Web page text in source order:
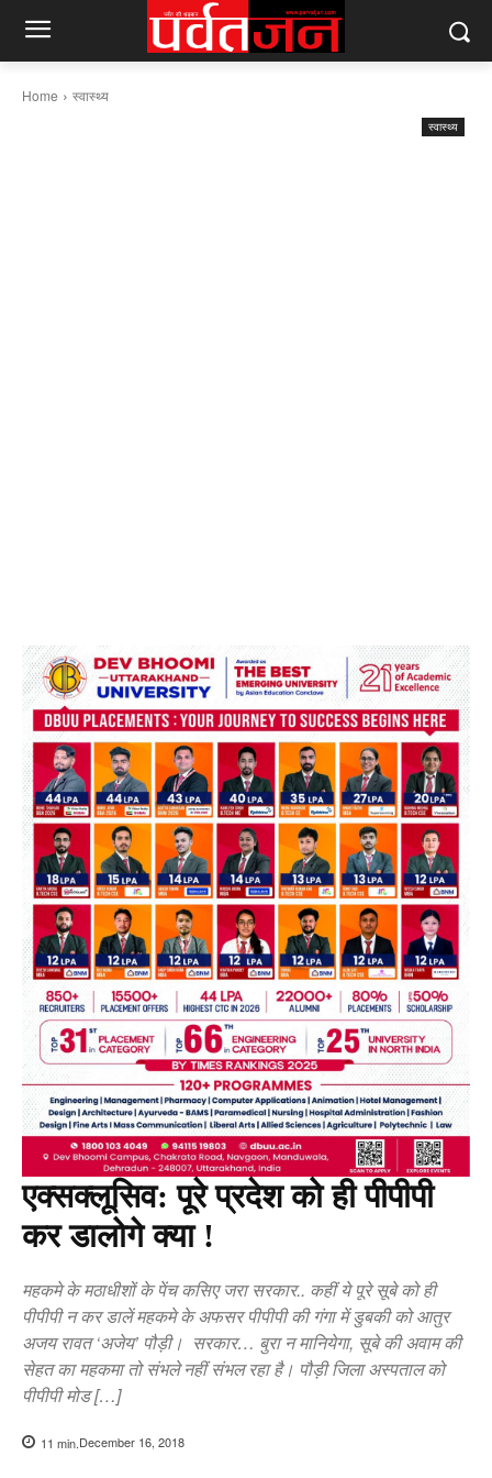
Home स्वास्थ्य
स्वास्थ्य
एक्सक्लूसिव: पूरे प्रदेश को ही पीपीपी
कर डालोगे क्या !
महकमे के मठाधीशों के पेंच कसिए जरा सरकार.. कहीं ये पूरे सूबे को ही
पीपीपी न कर डालें महकमे के अफसर पीपीपी की गंगा में डुबकी को आतुर
अजय रावत ‘अजेय’ पौड़ी। सरकार… बुरा न मानियेगा, सूबे की अवाम की
सेहत का महकमा तो संभले नहीं संभल रहा है। पौड़ी जिला अस्पताल को
पीपीपी मोड […]
11 min.December 16, 2018